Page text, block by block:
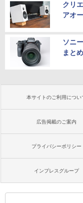
クリ
アオ
ソニ
まとめ
本サイトのご利用につい
広告掲載のご案内
プライバシーポリシー
インプレスグループ